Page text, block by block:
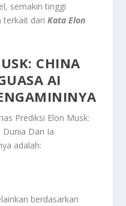
semakin tinggi
terkait dariKata Elon
CHINA
AI
Prediksi Elon Musk:
Dunia Dan Ia
adalah:
berdasarkan